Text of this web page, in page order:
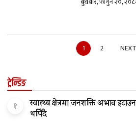
1 2 NEXT
ट्रेन्डिङ
१
स्वास्थ्य क्षेत्रमा जनशक्ति अभाव
थपिँदै